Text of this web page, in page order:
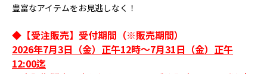
豊富なアイテムをお見逃しなく！
◆【受注販売】受付期間（※販売期間）
2026年7月3日（金）正午12時～7月31日（金）正午
12:00迄